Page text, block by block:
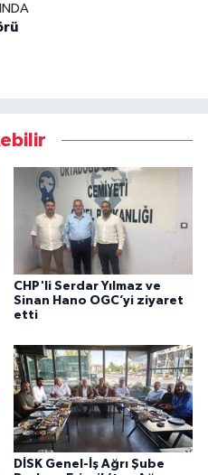
CHP'li Serdar Yılmaz ve
Sinan Hano OGC’yi ziyaret
etti
DİSK Genel-İş Ağrı Şube